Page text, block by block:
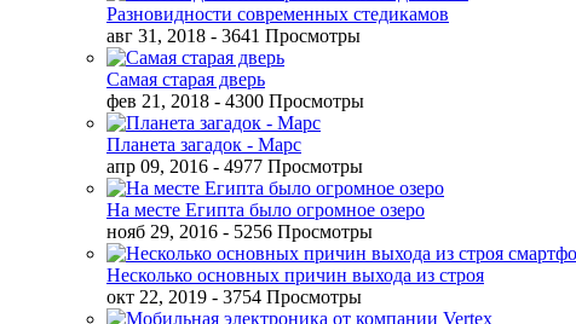
Разновидности современных стедикамов
авг 31, 2018 - 3641 Просмотры
Самая старая дверь
фев 21, 2018 - 4300 Просмотры
Планета загадок - Марс
апр 09, 2016 - 4977 Просмотры
На месте Египта было огромное озеро
нояб 29, 2016 - 5256 Просмотры
Несколько основных причин выхода из строя
окт 22, 2019 - 3754 Просмотры